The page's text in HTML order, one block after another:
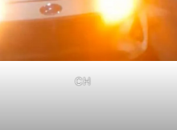
CH